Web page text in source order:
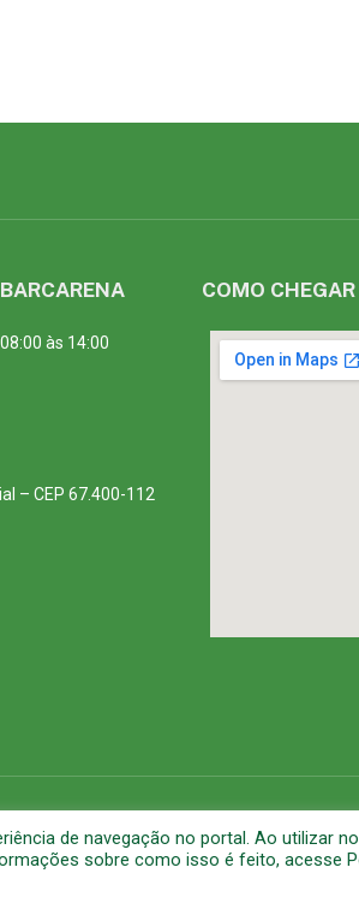
às 14:00
– CEP 67.400-112
COMO
de navegação no portal. Ao utilizar
sobre como isso é feito, acesse